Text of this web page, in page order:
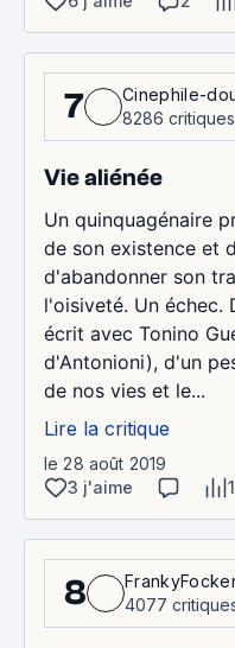
7
Cinephile-
8286 critiques
Vie aliénée
Un quinquagénaire
de son existence et
d'abandonner son
l'oisiveté. Un échec.
écrit avec Tonino
d'Antonioni), d'un
de nos vies et le...
Lire la critique
le 28 août 2019
3 j'aime
8
4077